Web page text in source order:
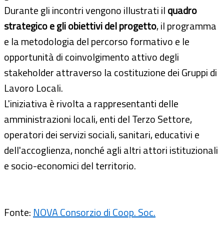
Durante gli incontri vengono illustrati ilquadro
strategico e gli obiettivi del progetto, il programma
e la metodologia del percorso formativo e le
opportunità di coinvolgimento attivo degli
stakeholder attraverso la costituzione dei Gruppi di
Lavoro Locali.
L'iniziativa è rivolta a rappresentanti delle
amministrazioni locali, enti del Terzo Settore,
operatori dei servizi sociali, sanitari, educativi e
dell'accoglienza, nonché agli altri attori istituzionali
e socio-economici del territorio.
Fonte: NOVA Consorzio di Coop. Soc.